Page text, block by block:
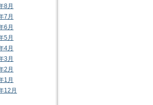
8月
7月
6月
5月
4月
3月
2月
1月
12月